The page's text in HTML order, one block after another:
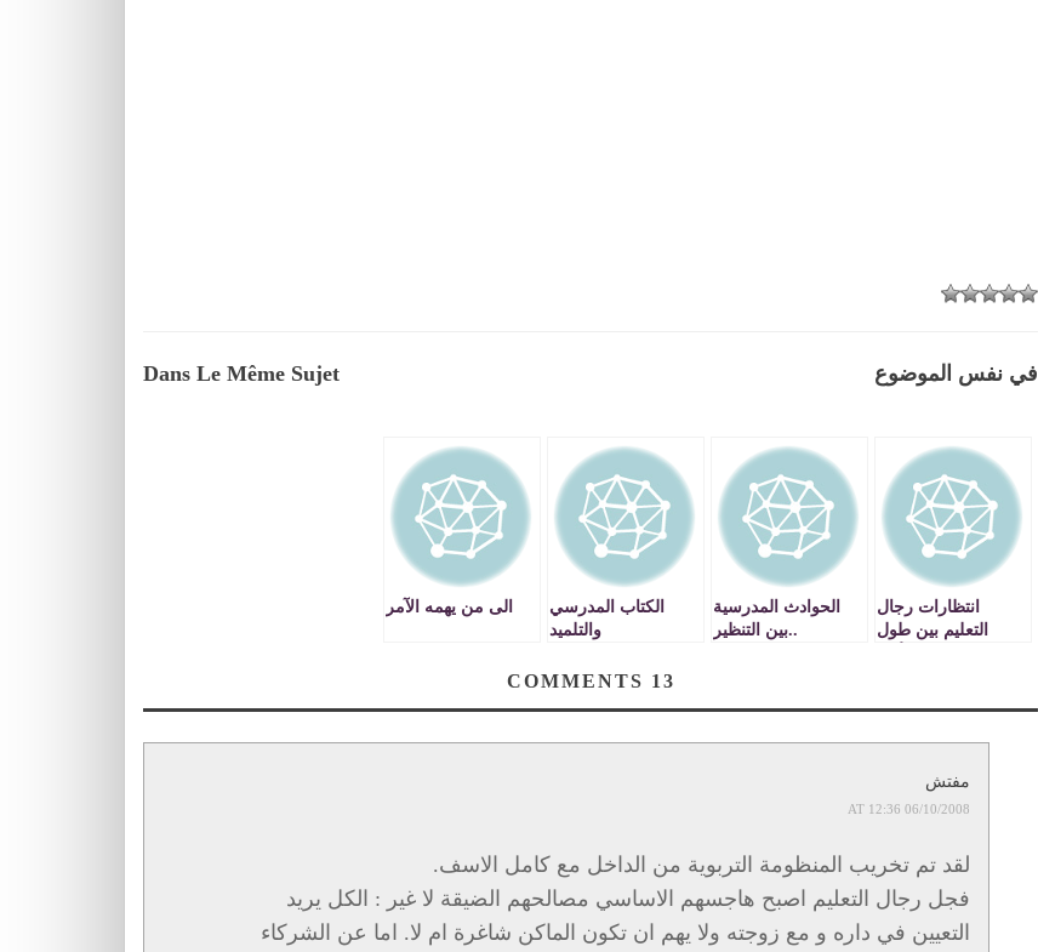
Dans Le Même Sujet في نفس الموضوع
انتظارات رجال
التعليم بين طول
الحوادث المدرسية
..بين التنظير
الكتاب المدرسي
والتلميد
الى من يهمه الآمر
13
مفتش
06/10/2008 AT 12:36
لقد تم تخريب المنظومة التربوية من الداخل مع كامل الاسف.
فجل رجال التعليم اصبح هاجسهم الاساسي مصالحهم الضيقة لا غير : الكل يريد
التعيين في داره و مع زوجته ولا يهم ان تكون الماكن شاغرة ام لا. اما عن الشركاء